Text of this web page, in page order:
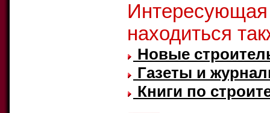
находиться
Новые
Газеты и
Книги по